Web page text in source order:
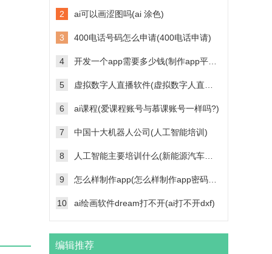
2 ai可以画涩图吗(ai 涂色)
3 400电话号码怎么申请(400电话申请)
4
5
6 ai课程(爱课程账号与慕课账号一样吗?)
7 中国十大机器人公司(人工智能培训)
8
9
10 ai绘画软件dream打不开(ai打不开dxf)
编辑推荐